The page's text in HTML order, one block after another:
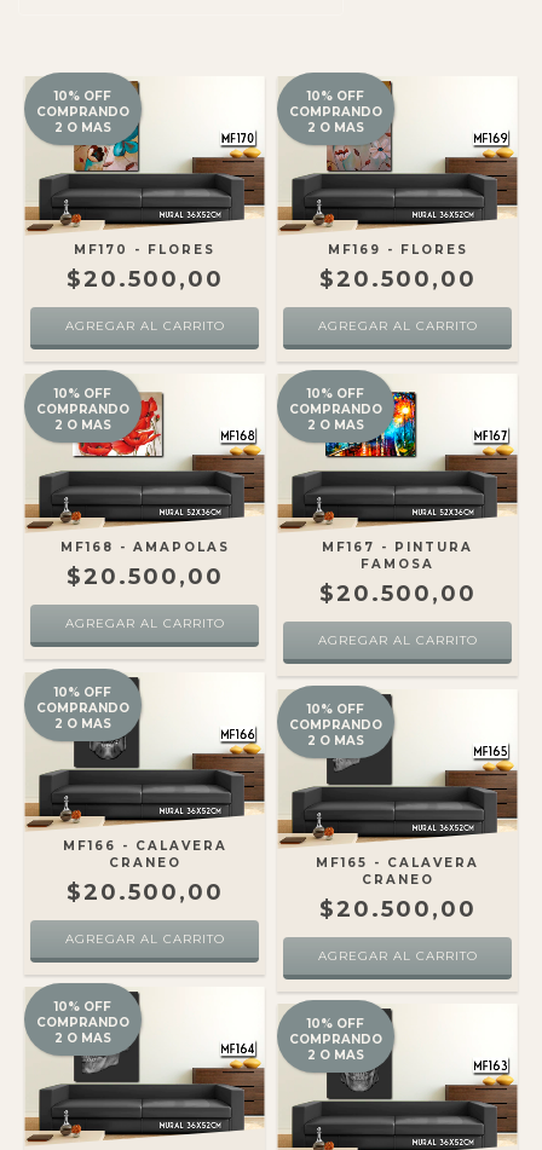
10% OFF
COMPRANDO
2 O MAS
MF170 - FLORES
$20.500,00
10% OFF
COMPRANDO
2 O MAS
MF169 - FLORES
$20.500,00
10% OFF
COMPRANDO
2 O MAS
MF168 - AMAPOLAS
$20.500,00
10% OFF
COMPRANDO
2 O MAS
MF167 - PINTURA
FAMOSA
$20.500,00
10% OFF
COMPRANDO
2 O MAS
MF166 - CALAVERA
CRANEO
$20.500,00
10% OFF
COMPRANDO
2 O MAS
MF165 - CALAVERA
CRANEO
$20.500,00
10% OFF
COMPRANDO
2 O MAS
10% OFF
COMPRANDO
2 O MAS